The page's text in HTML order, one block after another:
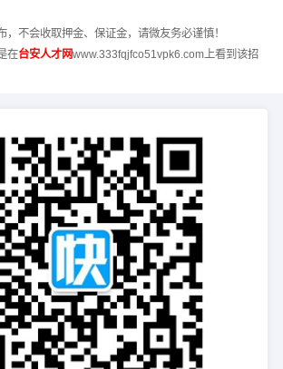
，不会收取押金、保证金，请微友务必谨慎！
在台安人才网www.333fqjfco51vpk6.com上看到该招